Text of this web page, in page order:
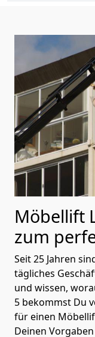
Möbellift
zum
Seit 25 Jahren
tägliches
und wissen,
5 bekommst Du
für einen
Deinen